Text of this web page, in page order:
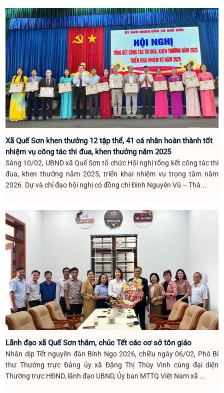
Xã Quế Sơn khen thưởng 12 tập thể, 41 cá nhân hoàn thành tốt
nhiệm vụ công tác thi đua, khen thưởng năm 2025
Sáng 10/02, UBND xã Quế Sơn tổ chức Hội nghị tổng kết công tác thi
đua, khen thưởng năm 2025, triển khai nhiệm vụ trọng tâm năm
2026. Dự và chỉ đạo hội nghị có đồng chí Đinh Nguyên Vũ – Thà...
Lãnh đạo xã Quế Sơn thăm, chúc Tết các cơ sở tôn giáo
Nhân dịp Tết nguyên đán Bính Ngọ 2026, chiều ngày 06/02, Phó Bí
thư Thường trực Đảng ủy xã Đặng Thị Thùy Vinh cùng đại diện
Thường trực HĐND, lãnh đạo UBND, Ủy ban MTTQ Việt Nam xã ...